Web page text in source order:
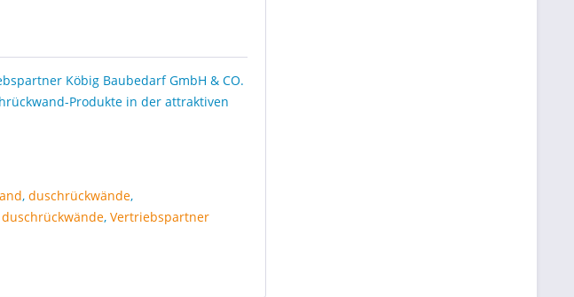
Köbig Baubedarf GmbH & CO.
Produkte in der attraktiven
,duschrückwände,
,Vertriebspartner